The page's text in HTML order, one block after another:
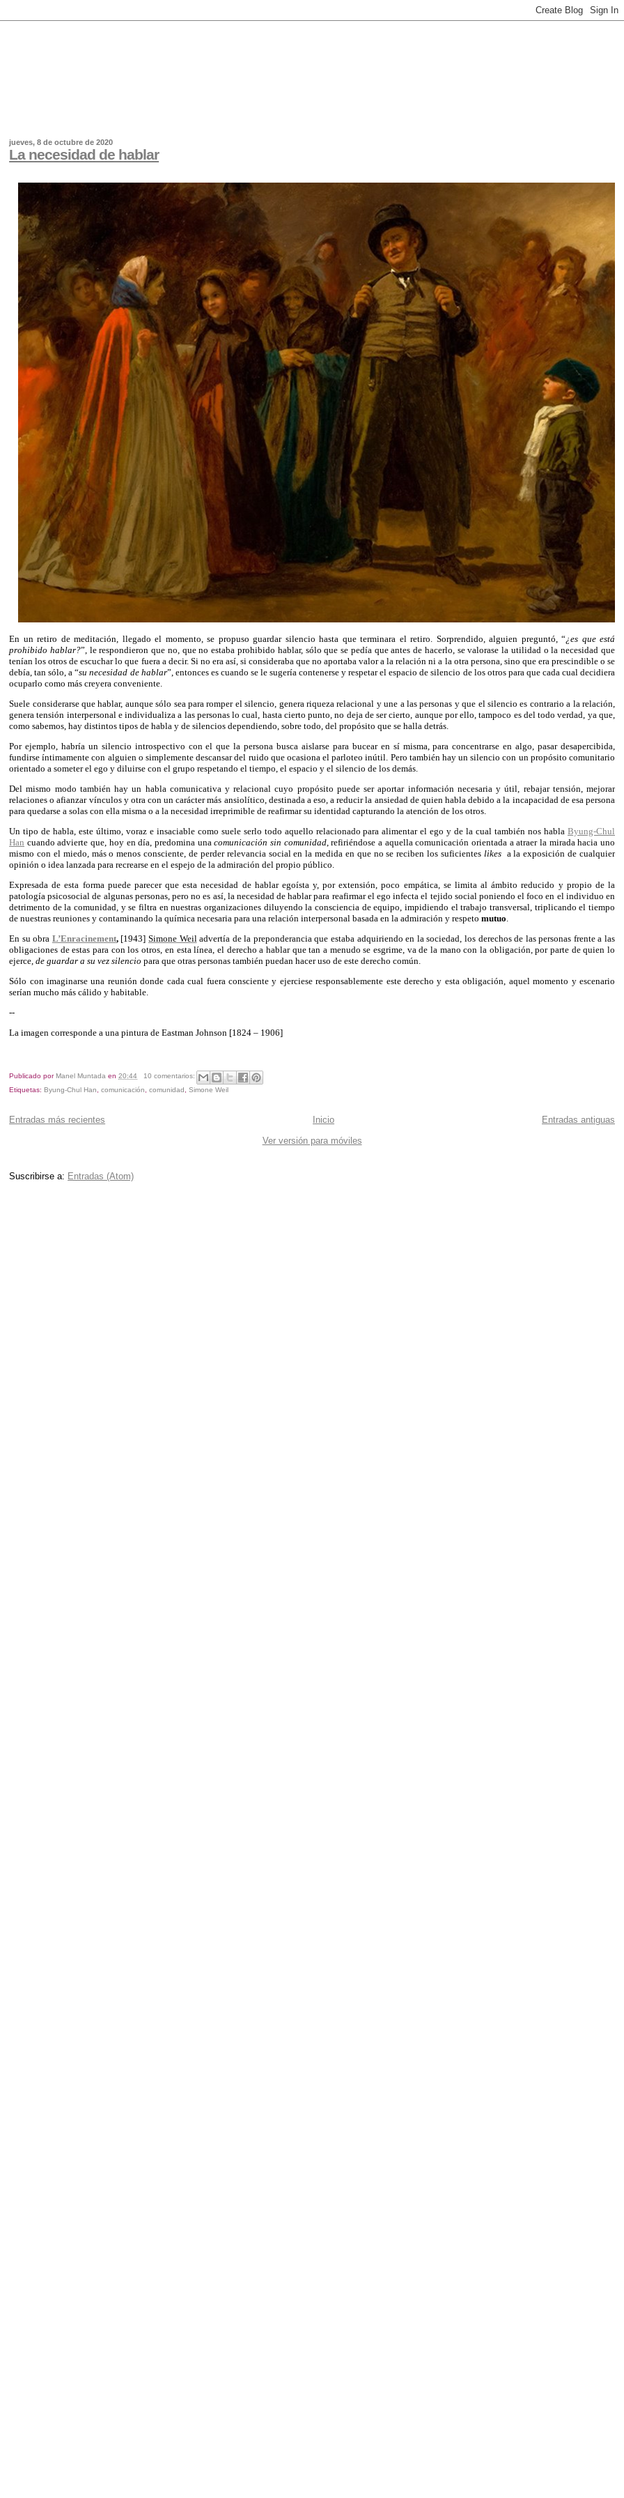
jueves, 8 de octubre de 2020
La necesidad de hablar
En un retiro de meditación, llegado el momento, se propuso guardar silencio hasta que terminara el retiro. Sorprendido, alguien preguntó, “¿es que está
prohibido hablar?”, le respondieron que no, que no estaba prohibido hablar, sólo que se pedía que antes de hacerlo, se valorase la utilidad o la necesidad que
tenían los otros de escuchar lo que fuera a decir. Si no era así, si consideraba que no aportaba valor a la relación ni a la otra persona, sino que era prescindible o se
debía, tan sólo, a “su necesidad de hablar”, entonces es cuando se le sugería contenerse y respetar el espacio de silencio de los otros para que cada cual decidiera
ocuparlo como más creyera conveniente.
Suele considerarse que hablar, aunque sólo sea para romper el silencio, genera riqueza relacional y une a las personas y que el silencio es contrario a la relación,
genera tensión interpersonal e individualiza a las personas lo cual, hasta cierto punto, no deja de ser cierto, aunque por ello, tampoco es del todo verdad, ya que,
como sabemos, hay distintos tipos de habla y de silencios dependiendo, sobre todo, del propósito que se halla detrás.
Por ejemplo, habría un silencio introspectivo con el que la persona busca aislarse para bucear en sí misma, para concentrarse en algo, pasar desapercibida,
fundirse íntimamente con alguien o simplemente descansar del ruido que ocasiona el parloteo inútil. Pero también hay un silencio con un propósito comunitario
orientado a someter el ego y diluirse con el grupo respetando el tiempo, el espacio y el silencio de los demás.
Del mismo modo también hay un habla comunicativa y relacional cuyo propósito puede ser aportar información necesaria y útil, rebajar tensión, mejorar
relaciones o afianzar vínculos y otra con un carácter más ansiolítico, destinada a eso, a reducir la ansiedad de quien habla debido a la incapacidad de esa persona
para quedarse a solas con ella misma o a la necesidad irreprimible de reafirmar su identidad capturando la atención de los otros.
Un tipo de habla, este último, voraz e insaciable como suele serlo todo aquello relacionado para alimentar el ego y de la cual también nos habla Byung-Chul
Han cuando advierte que, hoy en día, predomina unacomunicación sin comunidad, refiriéndose a aquella comunicación orientada a atraer la mirada hacia uno
mismo con el miedo, más o menos consciente, de perder relevancia social en la medida en que no se reciben los suficientes likes a la exposición de cualquier
opinión o idea lanzada para recrearse en el espejo de la admiración del propio público.
Expresada de esta forma puede parecer que esta necesidad de hablar egoísta y, por extensión, poco empática, se limita al ámbito reducido y propio de la
patología psicosocial de algunas personas, pero no es así, la necesidad de hablar para reafirmar el ego infecta el tejido social poniendo el foco en el individuo en
detrimento de la comunidad, y se filtra en nuestras organizaciones diluyendo la consciencia de equipo, impidiendo el trabajo transversal, triplicando el tiempo
de nuestras reuniones y contaminando la química necesaria para una relación interpersonal basada en la admiración y respetomutuo.
En su obra L’Enracinement,[1943]Simone Weiladvertía de la preponderancia que estaba adquiriendo en la sociedad, los derechos de las personas frente a las
obligaciones de estas para con los otros, en esta línea, el derecho a hablar que tan a menudo se esgrime, va de la mano con la obligación, por parte de quien lo
ejerce,de guardar a su vez silencio para que otras personas también puedan hacer uso de este derecho común.
Sólo con imaginarse una reunión donde cada cual fuera consciente y ejerciese responsablemente este derecho y esta obligación, aquel momento y escenario
serían mucho más cálido y habitable.
--
La imagen corresponde a una pintura de Eastman Johnson [1824 – 1906]
Publicado por Manel Muntada en20:44
10 comentarios:
Etiquetas: Byung-Chul Han ,comunicación ,comunidad ,Simone Weil
Entradas más recientes Entradas antiguas
Inicio
Ver versión para móviles
Suscribirse a: Entradas (Atom)